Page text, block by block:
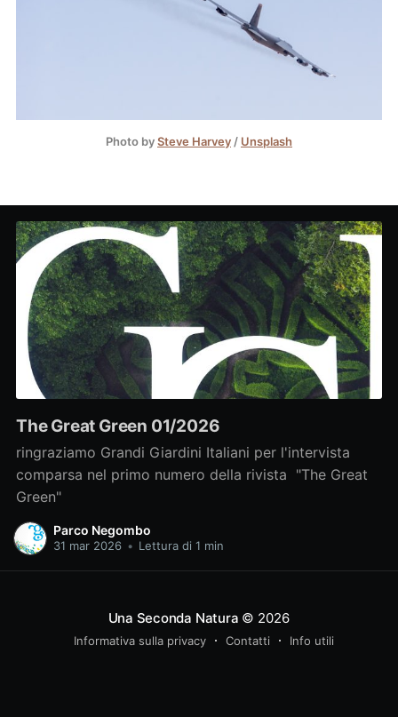
Photo bySteve Harvey / Unsplash
The Great Green 01/2026
ringraziamo Grandi Giardini Italiani per l'intervista
comparsa nel primo numero della rivista "The Great
Green"
Parco Negombo
31 mar 2026 • Lettura di 1 min
Una Seconda Natura © 2026
Informativa sulla privacy Contatti Info utili